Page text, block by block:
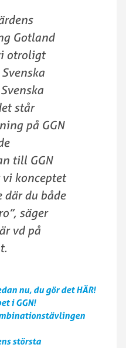
Gotland
otroligt
står
på GGN
till GGN
konceptet
där du både
säger
vd på
nu, du gör det HÄR!
i GGN!
största